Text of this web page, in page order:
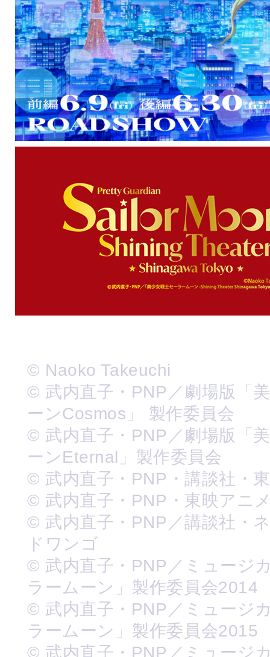
© Naoko Takeuchi
© 武内直子・PNP／劇場版「
ーンCosmos」 製作委員会
© 武内直子・PNP／劇場版「
ーンEternal」製作委員会
© 武内直子・PNP・講談社・
© 武内直子・PNP・東映アニ
© 武内直子・PNP／講談社・
ドワンゴ
© 武内直子・PNP／ミュージ
ラームーン」製作委員会2014
© 武内直子・PNP／ミュージ
ラームーン」製作委員会2015
© 武内直子・PNP／ミュージ